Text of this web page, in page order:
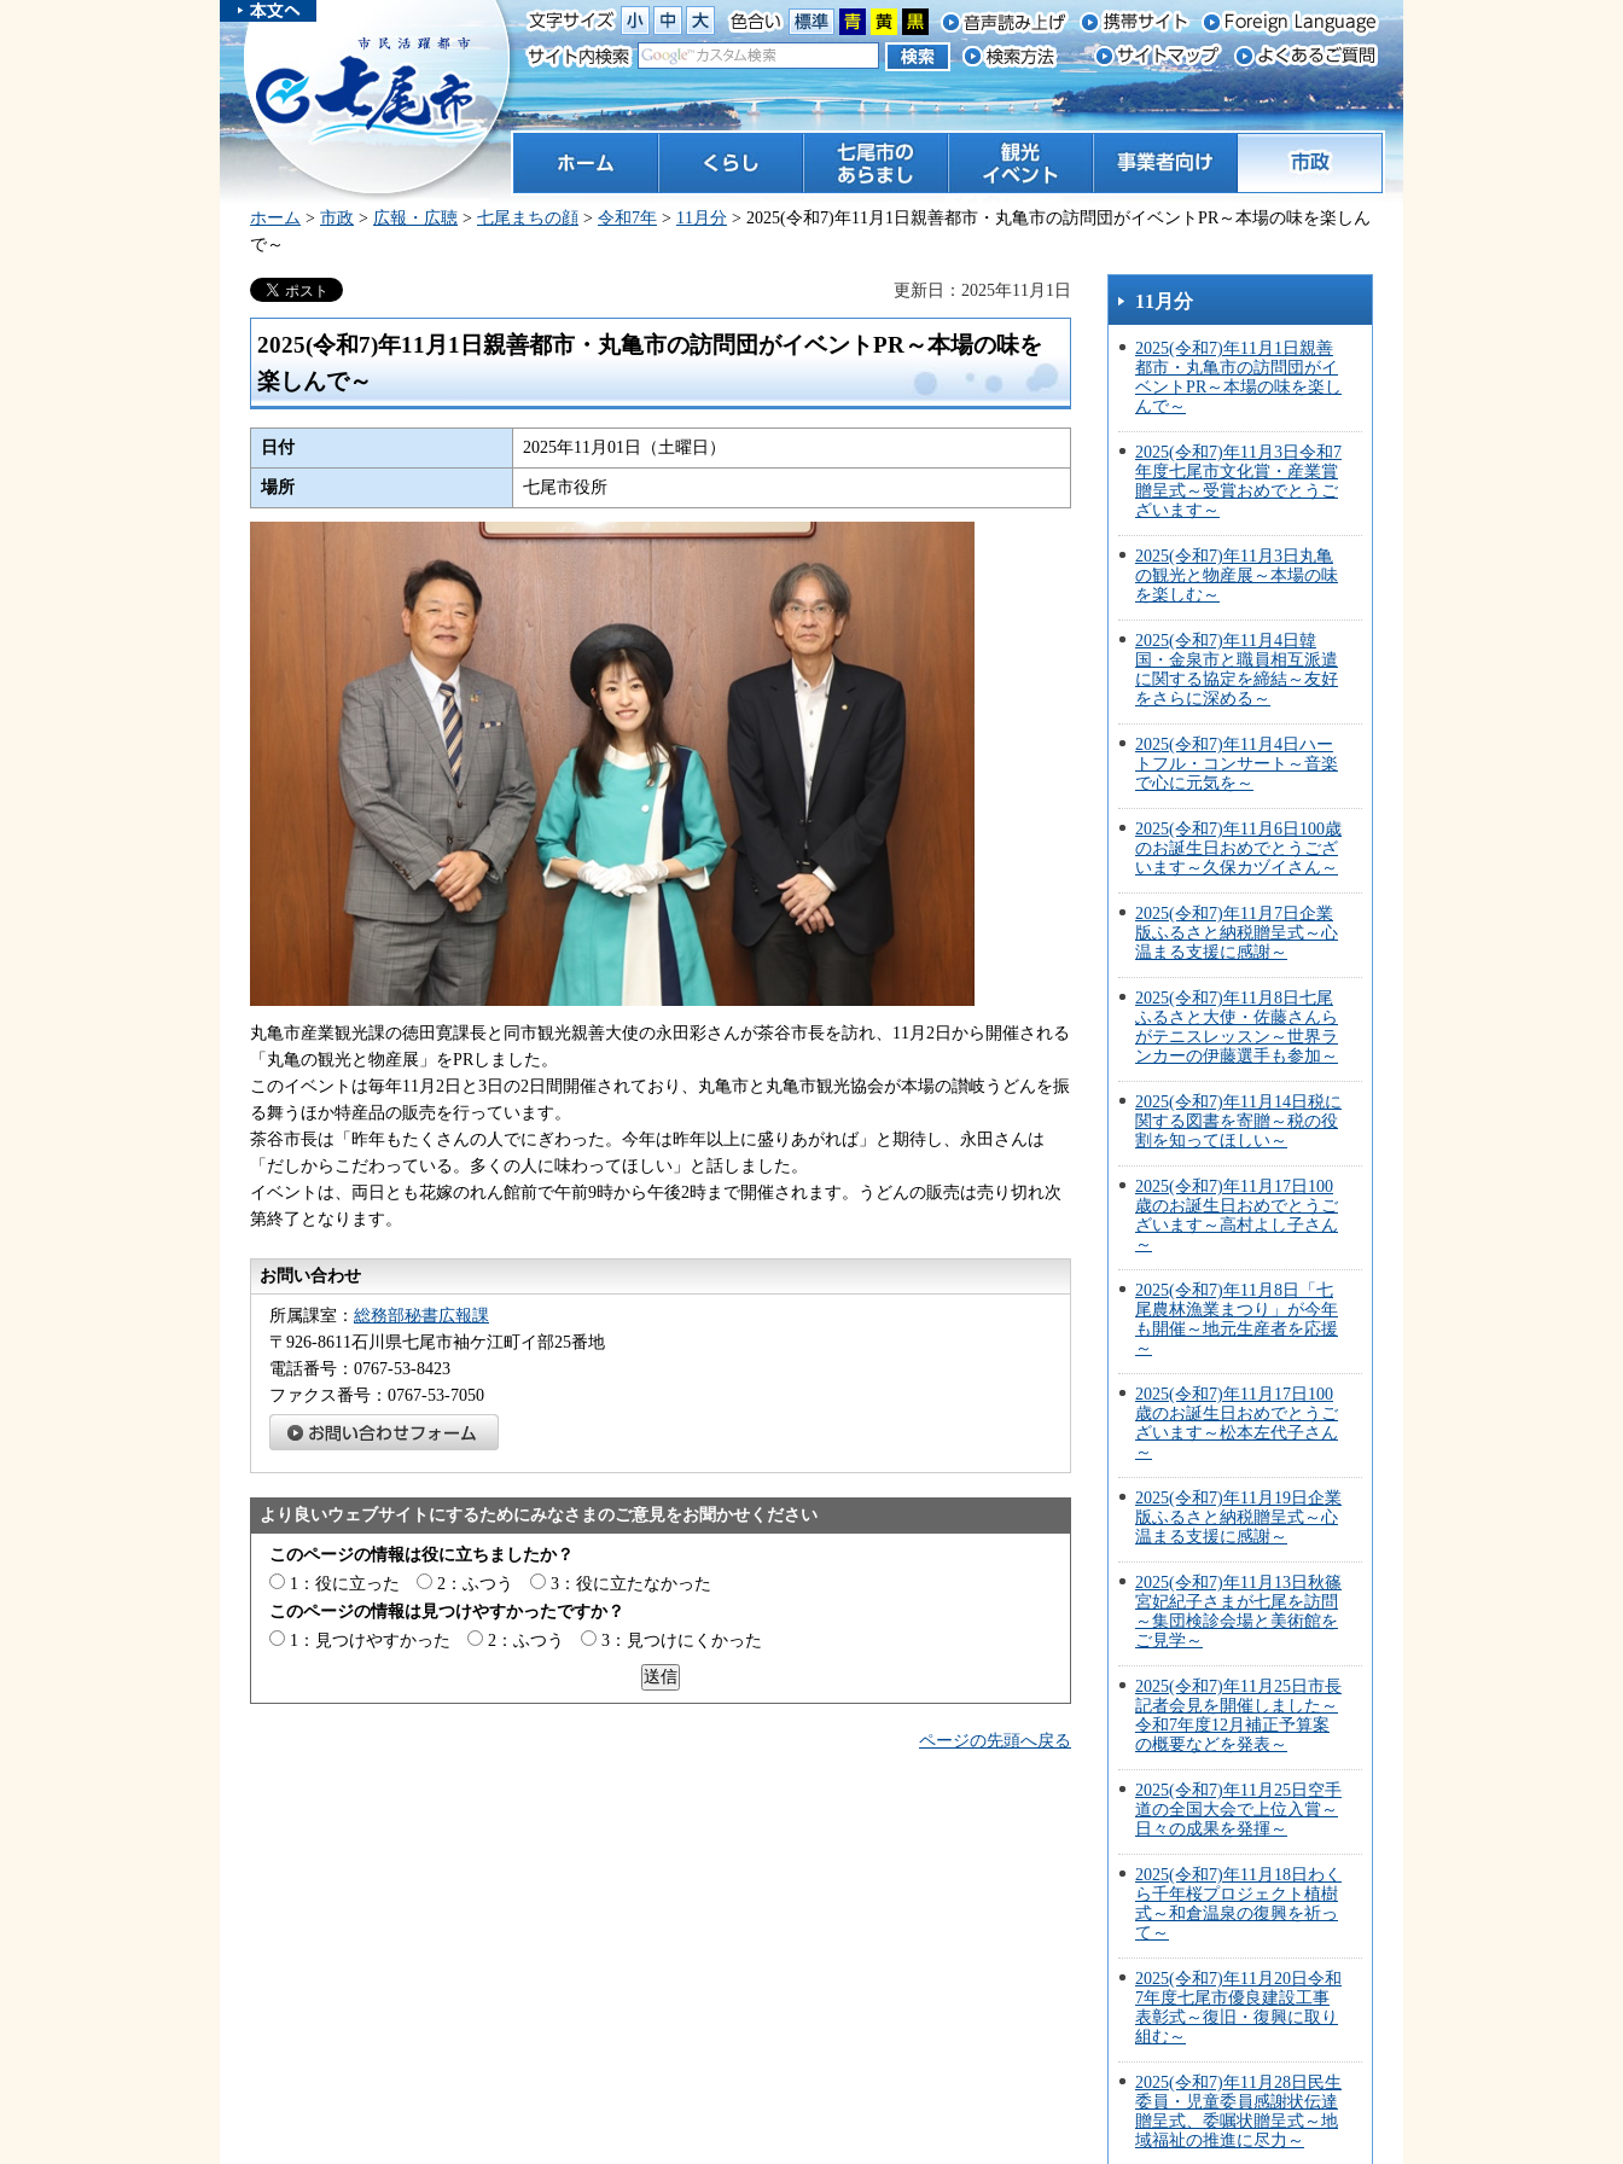
本文へスキ
ップしま
す。
市民活躍都市 七尾市
七尾市のあらまし 観光 イベント 市政
ホーム > 市政 > 広報・広聴 > 七尾まちの顔 > 令和7年 > 11月分 > 2025(令和7)年11月1日親善都市・丸亀市の訪問団がイベントPR～本場の味を楽しん
で～
更新日：2025年11月1日
2025(令和7)年11月1日親善都市・丸亀市の訪問団がイベントPR～本場の味を
楽しんで～
日付 2025年11月01日（土曜日）
場所 七尾市役所
丸亀市産業観光課の徳田寛課長と同市観光親善大使の永田彩さんが茶谷市長を訪れ、11月2日から開催される
「丸亀の観光と物産展」をPRしました。
このイベントは毎年11月2日と3日の2日間開催されており、丸亀市と丸亀市観光協会が本場の讃岐うどんを振
る舞うほか特産品の販売を行っています。
茶谷市長は「昨年もたくさんの人でにぎわった。今年は昨年以上に盛りあがれば」と期待し、永田さんは
「だしからこだわっている。多くの人に味わってほしい」と話しました。
イベントは、両日とも花嫁のれん館前で午前9時から午後2時まで開催されます。うどんの販売は売り切れ次
第終了となります。
お問い合わせ
所属課室： 総務部秘書広報課
〒926-8611石川県七尾市袖ケ江町イ部25番地
電話番号：0767-53-8423
ファクス番号：0767-53-7050
より良いウェブサイトにするためにみなさまのご意見をお聞かせください
このページの情報は役に立ちましたか？
1：役に立った
2：ふつう
3：役に立たなかった
このページの情報は見つけやすかったですか？
1：見つけやすかった
2：ふつう 3：見つけにくかった
ページの先頭へ戻る
11月分
2025(令和7)年11月1日親善
都市・丸亀市の訪問団がイ
ベントPR～本場の味を楽し
んで～
2025(令和7)年11月3日令和7
年度七尾市文化賞・産業賞
贈呈式～受賞おめでとうご
ざいます～
2025(令和7)年11月3日丸亀
の観光と物産展～本場の味
を楽しむ～
2025(令和7)年11月4日韓
国・金泉市と職員相互派遣
に関する協定を締結～友好
をさらに深める～
2025(令和7)年11月4日ハー
トフル・コンサート～音楽
で心に元気を～
2025(令和7)年11月6日100歳
のお誕生日おめでとうござ
います～久保カヅイさん～
2025(令和7)年11月7日企業
版ふるさと納税贈呈式～心
温まる支援に感謝～
2025(令和7)年11月8日七尾
ふるさと大使・佐藤さんら
がテニスレッスン～世界ラ
ンカーの伊藤選手も参加～
2025(令和7)年11月14日税に
関する図書を寄贈～税の役
割を知ってほしい～
2025(令和7)年11月17日100
歳のお誕生日おめでとうご
ざいます～高村よし子さん
～
2025(令和7)年11月8日「七
尾農林漁業まつり」が今年
も開催～地元生産者を応援
～
2025(令和7)年11月17日100
歳のお誕生日おめでとうご
ざいます～松本左代子さん
～
2025(令和7)年11月19日企業
版ふるさと納税贈呈式～心
温まる支援に感謝～
2025(令和7)年11月13日秋篠
宮妃紀子さまが七尾を訪問
～集団検診会場と美術館を
ご見学～
2025(令和7)年11月25日市長
記者会見を開催しました～
令和7年度12月補正予算案
の概要などを発表～
2025(令和7)年11月25日空手
道の全国大会で上位入賞～
日々の成果を発揮～
2025(令和7)年11月18日わく
ら千年桜プロジェクト植樹
式～和倉温泉の復興を祈っ
て～
2025(令和7)年11月20日令和
7年度七尾市優良建設工事
表彰式～復旧・復興に取り
組む～
2025(令和7)年11月28日民生
委員・児童委員感謝状伝達
贈呈式、委嘱状贈呈式～地
域福祉の推進に尽力～